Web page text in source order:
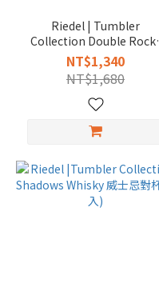
Riedel | Tumbler
Collection Double Rocks
威士忌對杯
NT$1,340
NT$1,680